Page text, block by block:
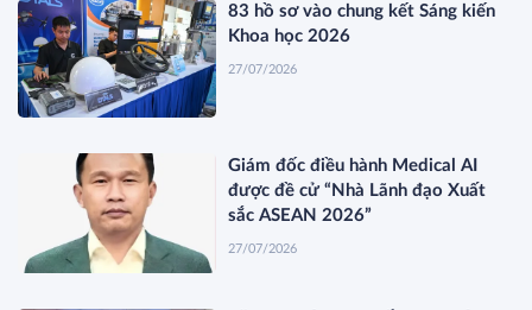
83 hồ sơ vào chung kết Sáng kiến
Khoa học 2026
27/07/2026
Giám đốc điều hành Medical AI
được đề cử “Nhà Lãnh đạo Xuất
sắc ASEAN 2026”
27/07/2026